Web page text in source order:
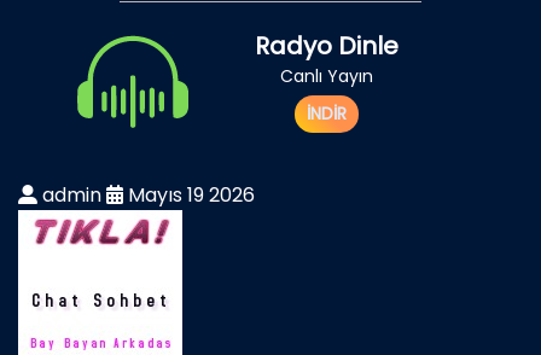
Radyo Dinle
Canlı Yayın
İNDİR
admin Mayıs 19 2026